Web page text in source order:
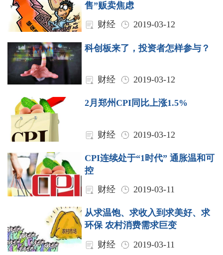
售”贩卖焦虑
财经
2019-03-12
科创板来了，投资者怎样参与？
财经 2019-03-12
2月郑州CPI同比上涨1.5%
财经 2019-03-12
CPI连续处于“1时代” 通胀温和可
控
财经
2019-03-11
从求温饱、求收入到求美好、求
环保 农村消费需求巨变
财经
2019-03-11